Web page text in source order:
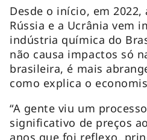
Desde o início, em
Rússia e a Ucrânia vem
indústria química do
não causa impactos só
brasileira, é mais
como explica o
“A gente viu um
significativo de preços
anos que foi reflexo,